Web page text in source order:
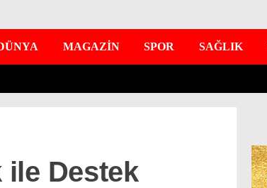
MAGAZİN SPOR SAĞLIK
ile Destek